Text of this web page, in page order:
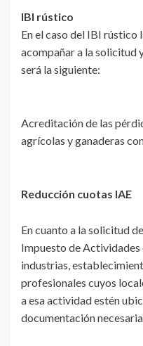
IBI rústico
En el caso del IBI rústico
acompañar a la solicitud
será la siguiente:
Acreditación de las
agrícolas y ganaderas
Reducción cuotas IAE
En cuanto a la solicitud
Impuesto de Actividades
industrias,
profesionales cuyos
a esa actividad estén
documentación